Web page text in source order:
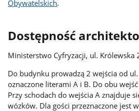
Obywatelskich.
Dostępność
Ministerstwo Cyfryzacji, ul. Królewska
Do budynku prowadzą 2 wejścia od
oznaczone literami A i B. Do obu
Przy schodach do wejścia A znajduje
wózków. Dla gości przeznaczone jest